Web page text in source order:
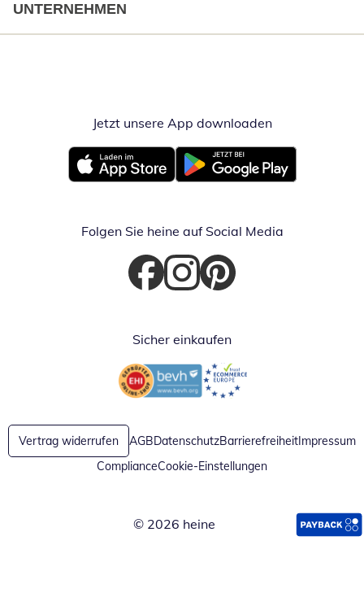
UNTERNEHMEN
Jetzt unsere App downloadenÖffnet in
Öffnet in neuem FensterÖffnet in neuem Fenster
Folgen Sie heine auf Social Media
Öffnet in neuem Fenster
Öffnet in neuem Fenster
Öffnet in neuem Fenster
Sicher einkaufen
Öffnet in neuem FensterÖffnet in neuem Fenster
Vertrag widerrufen AGBDatenschutzBarrierefreiheitImpressum
ComplianceCookie-Einstellungen
© 2026 heine